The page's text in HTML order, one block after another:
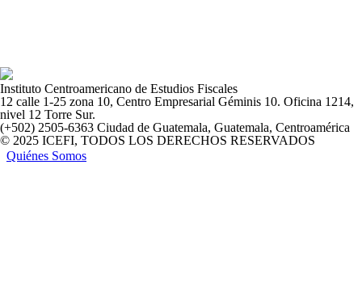
Instituto Centroamericano de Estudios Fiscales
12 calle 1-25 zona 10, Centro Empresarial Géminis 10. Oficina 1214,
nivel 12 Torre Sur.
(+502) 2505-6363 Ciudad de Guatemala, Guatemala, Centroamérica
© 2025 ICEFI, TODOS LOS DERECHOS RESERVADOS
Quiénes Somos